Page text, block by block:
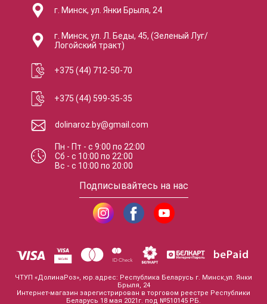
г. Минск, ул. Янки Брыля, 24
г. Минск, ул. Л. Беды, 45, (Зеленый Луг/
Логойский тракт)
+375 (44) 712-50-70
+375 (44) 599-35-35
dolinaroz.by@gmail.com
Пн - Пт -с 9:00по 22:00
Сб -с 10:00по 22:00
Вс -с 10:00по 20:00
Подписывайтесь на нас
ЧТУП «ДолинаРоз», юр.адрес: Республика Беларусь г. Минск,ул. Янки
Брыля, 24
Интернет-магазин зарегистрирован в торговом реестре Республики
Беларусь 18 мая 2021г. под №510145 РБ.